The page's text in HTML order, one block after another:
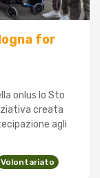
for
onlus Io Sto
creata
agli
Volontariato